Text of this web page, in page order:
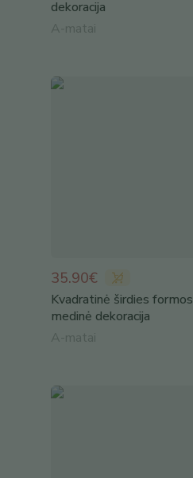
dekoracija
A-matai
35.90€
Kvadratinė širdies formos
medinė dekoracija
A-matai